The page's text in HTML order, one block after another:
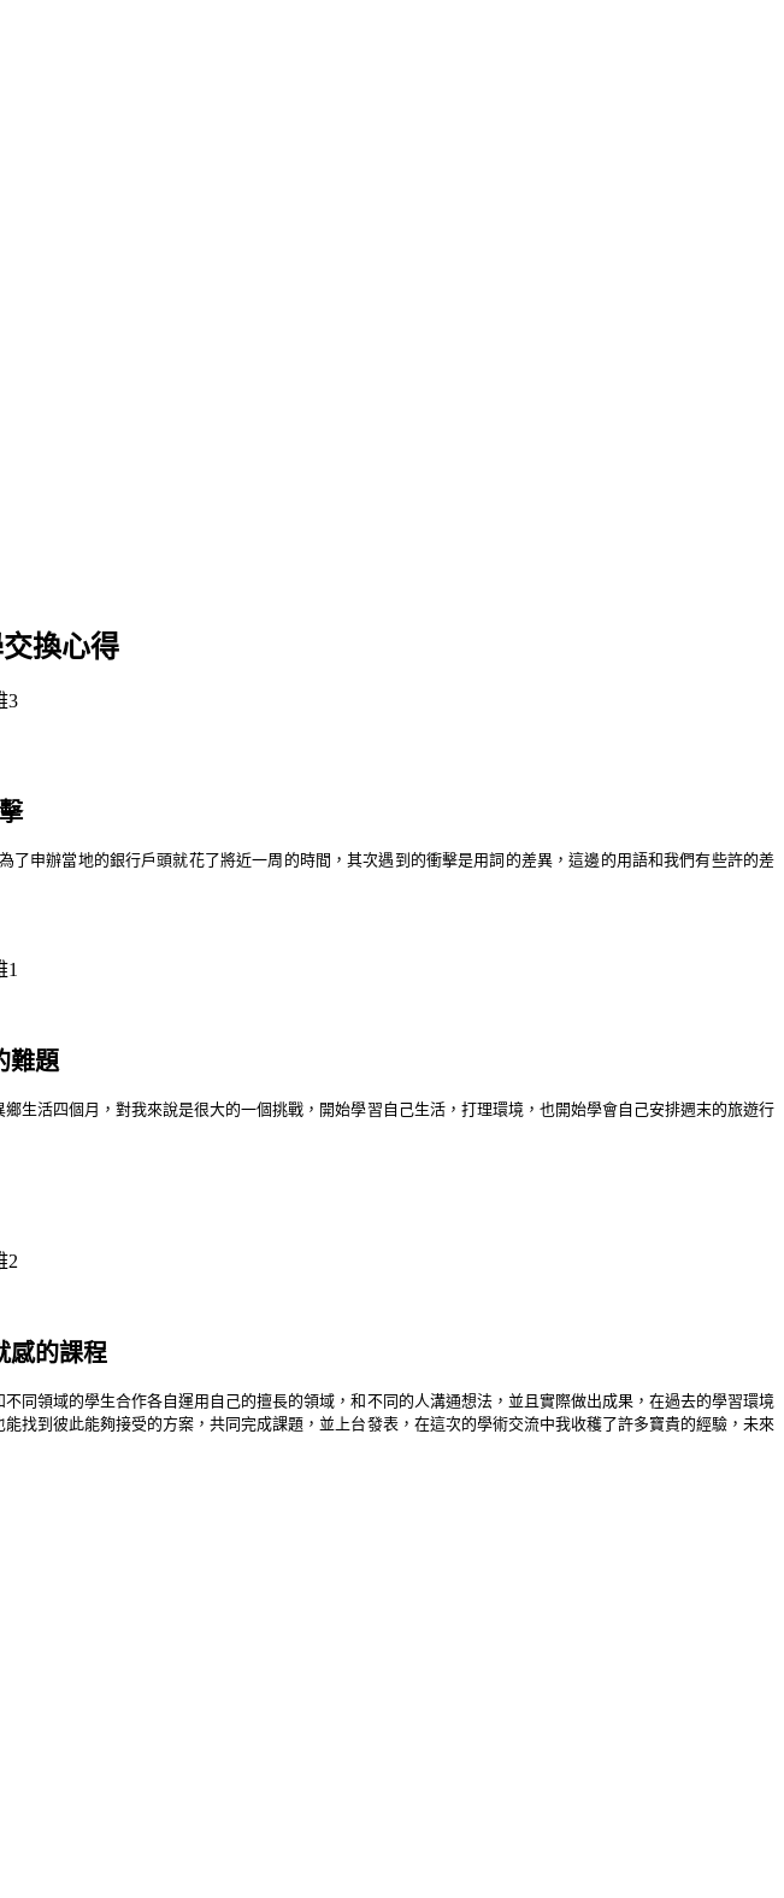
換心得
申辦當地的銀行戶頭就花了將近一周的時間，其次遇到的衝擊是用詞的差異，這邊的用語和我們有些許的差
難題
生活四個月，對我來說是很大的一個挑戰，開始學習自己生活，打理環境，也開始學會自己安排週末的旅遊行
感的課程
領域的學生合作各自運用自己的擅長的領域，和不同的人溝通想法，並且實際做出成果，在過去的學習環境
找到彼此能夠接受的方案，共同完成課題，並上台發表，在這次的學術交流中我收穫了許多寶貴的經驗，未來